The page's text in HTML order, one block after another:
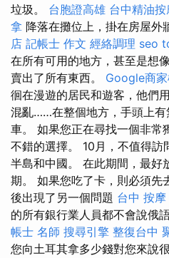
垃圾。 台胞證高雄 台中精油按
拿 降落在攤位上，掛在房屋外
店 記帳士 作文 經絡調理 seo
在所有可用的地方，甚至是想
賣出了所有東西。 Google商
徊在漫遊的居民和遊客，他們
混亂……在整個地方，手頭上有
車。 如果您正在尋找一個非常
不錯的選擇。 10月，不值得訪
半島和中國。 在此期間，最好
期。 如果您吃了卡，則必須先
後出現了另一個問題 台中 按摩
的所有銀行業人員都不會說俄
帳士 名師 搜尋引擎 整復台中
您向土耳其拿多少錢對您來說